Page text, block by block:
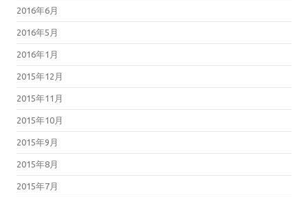
2016年6月
2016年5月
2016年1月
2015年12月
2015年11月
2015年10月
2015年9月
2015年8月
2015年7月